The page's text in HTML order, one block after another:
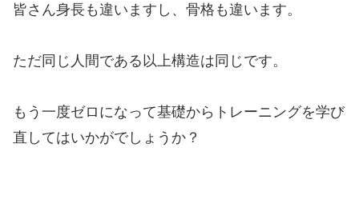
皆さん身長も違いますし、骨格も違います。
ただ同じ人間である以上構造は同じです。
もう一度ゼロになって基礎からトレーニングを学び
直してはいかがでしょうか？